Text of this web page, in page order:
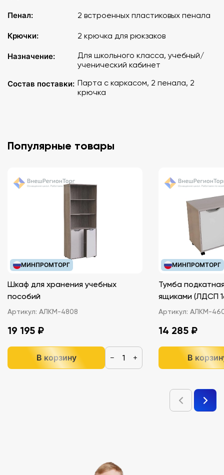
Пенал: 2 встроенных пластиковых пенала
Крючки: 2 крючка для рюкзаков
Назначение:
Для школьного класса, учебный/
ученический кабинет
Состав поставки: Парта с каркасом, 2 пенала, 2
крючка
Популярные товары
МИНПРОМТОРГ
Шкаф для хранения учебных
пособий
Артикул: АЛКМ-4808
19 195 ₽
В корзину − +
МИНПРОМТОРГ
Тумба
ящиками
Артикул: АЛКМ-
14 285 ₽
В